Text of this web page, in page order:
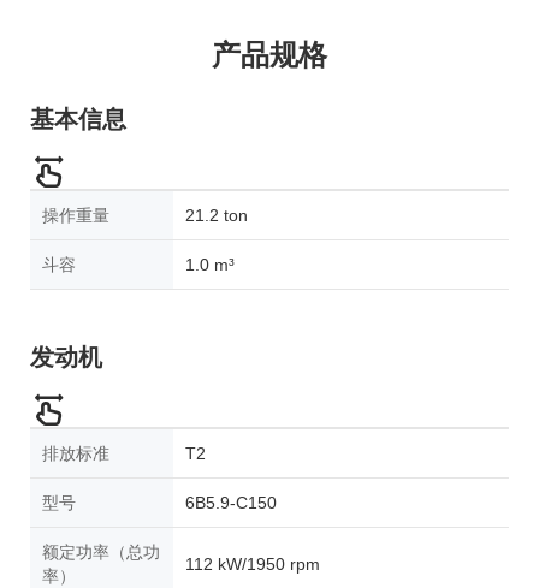
产品规格
基本信息
操作重量 21.2 ton
斗容 1.0 m³
发动机
排放标准 T2
型号 6B5.9-C150
额定功率（总功
率）
112 kW/1950 rpm